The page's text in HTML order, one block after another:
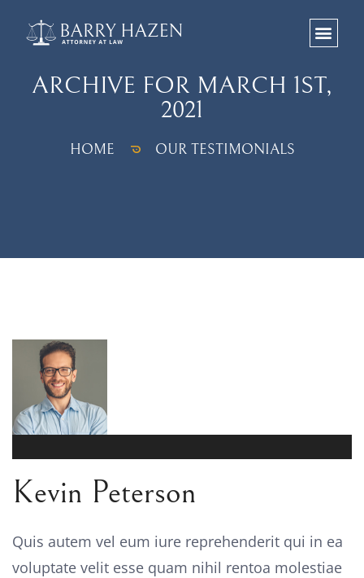
ARCHIVE FOR MARCH 1ST,
2021
HOME OUR TESTIMONIALS
Kevin Peterson
Quis autem vel eum iure reprehenderit qui in ea
voluptate velit esse quam nihil rentoa molestiae